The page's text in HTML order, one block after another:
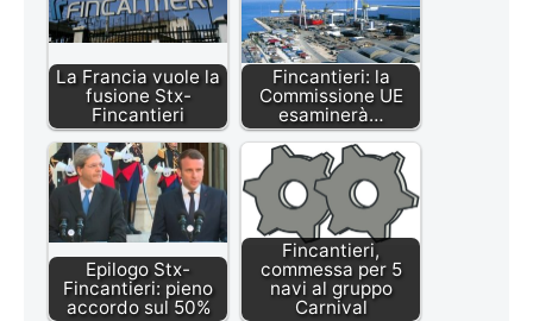
La Francia vuole la
fusione Stx-
Fincantieri
Fincantieri: la
Commissione UE
esaminerà…
Epilogo Stx-
Fincantieri: pieno
accordo sul 50%
Fincantieri,
commessa per 5
navi al gruppo
Carnival